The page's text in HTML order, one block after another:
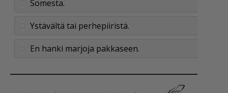
Somesta.
Ystävältä tai perhepiiristä.
En hanki marjoja pakkaseen.